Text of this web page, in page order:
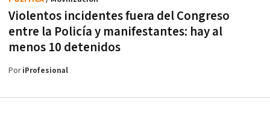
Violentos incidentes fuera del Congreso
entre la Policía y manifestantes: hay al
menos 10 detenidos
PoriProfesional